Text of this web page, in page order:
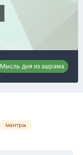
Мысль дня из ашрама
мантры